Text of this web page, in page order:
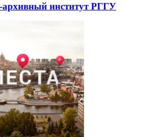
архивный институт РГГУ